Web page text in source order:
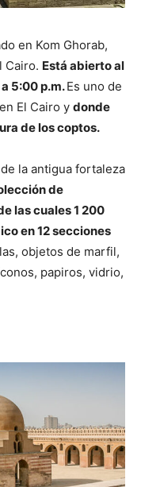
en Kom Ghorab,
Cairo. Está abierto al
5:00 p.m.Es uno de
El Cairo y donde
de los coptos.
la antigua fortaleza
de
las cuales 1 200
en 12 secciones
objetos de marfil,
papiros, vidrio,